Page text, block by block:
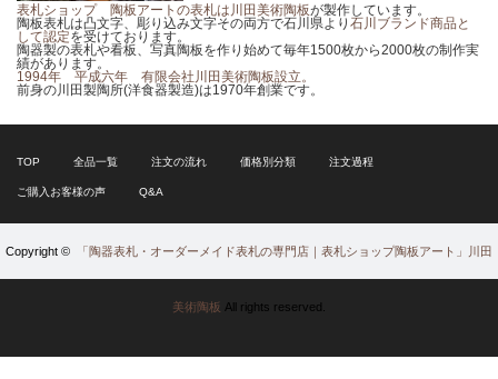
表札ショップ 陶板アートの表札は川田美術陶板が製作しています。
陶板表札は凸文字、彫り込み文字その両方で石川県より 石川ブランド商品と
して認定を受けております。
陶器製の表札や看板、写真陶板を作り始めて毎年1500枚から2000枚の制作実
績があります。
1994年 平成六年 有限会社川田美術陶板設立。
前身の川田製陶所(洋食器製造)は1970年創業です。
TOP 全品一覧 注文の流れ 価格別分類 注文過程
ご購入お客様の声 Q&A
Copyright © 「陶器表札・オーダーメイド表札の専門店｜表札ショップ陶板アート」川田
美術陶板 All rights reserved.